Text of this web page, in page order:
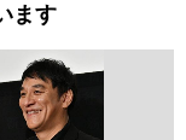
ます